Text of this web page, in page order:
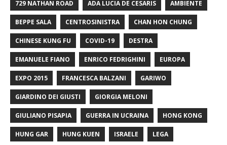
729 NATHAN ROAD ADA LUCIA DE CESARIS AMBIENTE
BEPPE SALA CENTROSINISTRA CHAN HON CHUNG
CHINESE KUNG FU COVID-19 DESTRA
EMANUELE FIANO ENRICO FEDRIGHINI EUROPA
EXPO 2015 FRANCESCA BALZANI GARIWO
GIARDINO DEI GIUSTI GIORGIA MELONI
GIULIANO PISAPIA GUERRA IN UCRAINA HONG KONG
HUNG GAR HUNG KUEN ISRAELE LEGA